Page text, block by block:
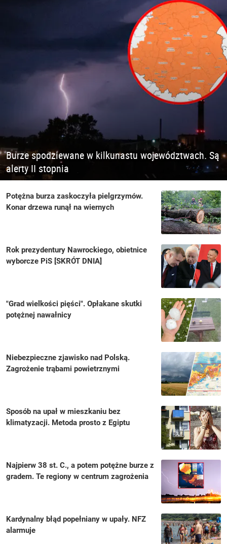
Burze spodziewane w kilkunastu województwach. Są
alerty II stopnia
Potężna burza zaskoczyła pielgrzymów.
Konar drzewa runął na wiernych
Rok prezydentury Nawrockiego, obietnice
wyborcze PiS [SKRÓT DNIA]
"Grad wielkości pięści". Opłakane skutki
potężnej nawałnicy
Niebezpieczne zjawisko nad Polską.
Zagrożenie trąbami powietrznymi
Sposób na upał w mieszkaniu bez
klimatyzacji. Metoda prosto z Egiptu
Najpierw 38 st. C., a potem potężne burze z
gradem. Te regiony w centrum zagrożenia
Kardynalny błąd popełniany w upały. NFZ
alarmuje